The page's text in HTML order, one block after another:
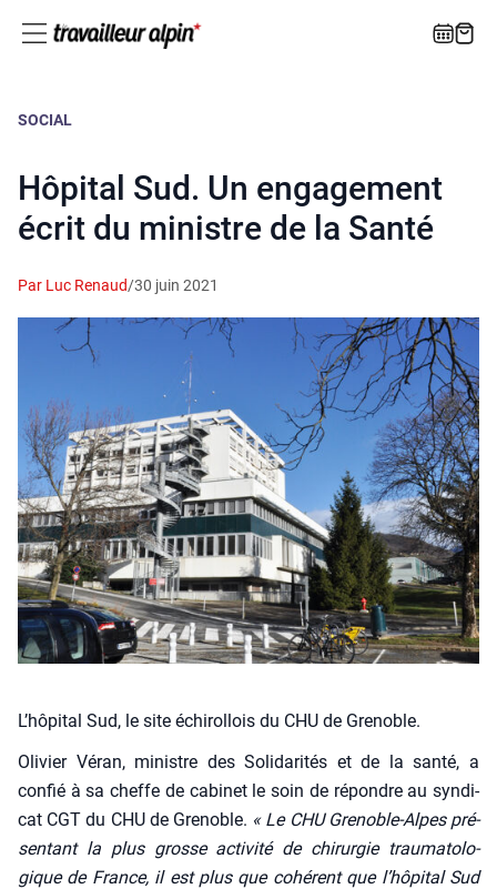
SOCIAL
Hôpital Sud. Un engagement
écrit du ministre de la Santé
Par Luc Renaud/30 juin 2021
L’hôpital Sud, le site échirollois du CHU de Grenoble.
Oli­vier Véran, ministre des Soli­da­ri­tés et de la san­té, a
confié à sa cheffe de cabi­net le soin de répondre au syn­di­
cat CGT du CHU de Gre­noble. « Le CHU Gre­noble-Alpes pré­
sen­tant la plus grosse acti­vi­té de chi­rur­gie trau­ma­to­lo­
gique de France, il est plus que cohé­rent que l’hô­pi­tal Sud